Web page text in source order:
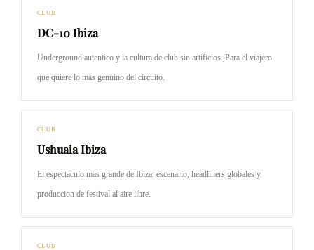
CLUB
DC-10 Ibiza
Underground autentico y la cultura de club sin artificios. Para el viajero
que quiere lo mas genuino del circuito.
CLUB
Ushuaia Ibiza
El espectaculo mas grande de Ibiza: escenario, headliners globales y
produccion de festival al aire libre.
CLUB